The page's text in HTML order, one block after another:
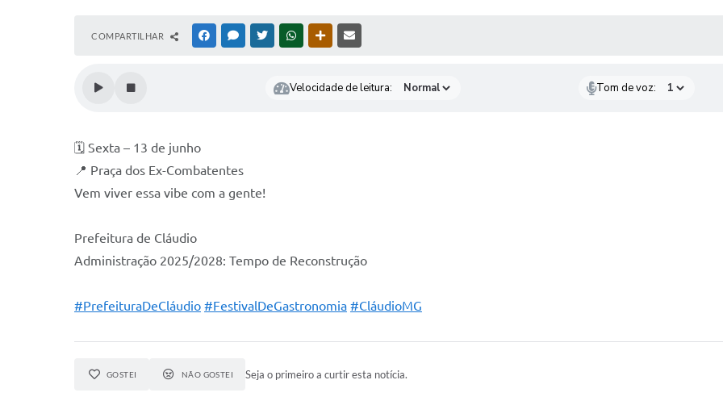
COMPARTILHAR FACEBOOKMESSENGER
TWITTERWHATSAPPOUTRAS MÍDIAS
Velocidade de leitura: Tom de voz:
🗓 Sexta – 13 de junho
📍 Praça dos Ex-Combatentes
Vem viver essa vibe com a gente!
Prefeitura de Cláudio
Administração 2025/2028: Tempo de Reconstrução
#PrefeituraDeCláudio #FestivalDeGastronomia #CláudioMG
GOSTEI NÃO GOSTEI Seja o primeiro a curtir esta notícia.